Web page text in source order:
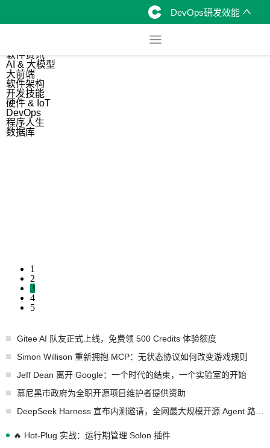
DevOps研发效能
软件资讯
AI & 大模型
大前端
软件架构
开发技能
硬件 & IoT
DevOps
程序人生
数据库
1
2
3
4
5
Gitee AI 队友正式上线，免费领 500 Credits 体验额度
Simon Willison 重新拥抱 MCP：无状态协议如何改变游戏规则
Jeff Dean 离开 Google：一个时代的结束，一个实验室的开始
慕尼黑市政府为全职开源项目维护者提供资助
🔥 Hot-Plug 实战：运行期管理 Solon 插件